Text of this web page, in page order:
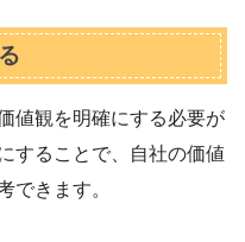
値観を明確にする必要が
することで、自社の価値
できます。